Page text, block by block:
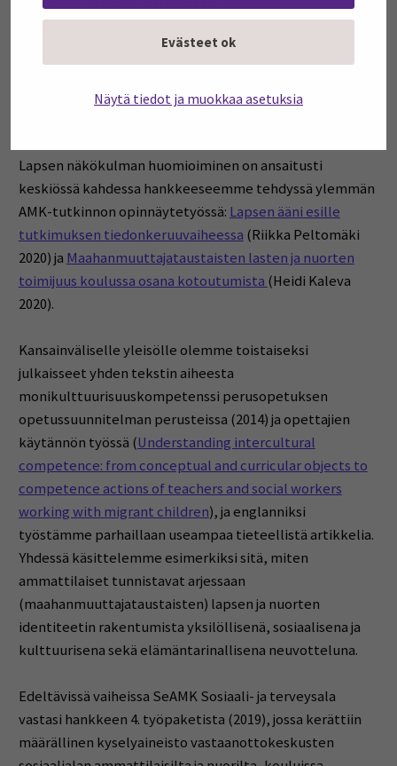
Evästeet ok
Näytä tiedot ja muokkaa asetuksia
keskeistä on ajatus, että vaikka puhumme
kansallisuuteen ja etnisyyteen rajoittunut määritelmä on
huomioimaan lapsen kokonaisvaltaisena,
Lapsen näkökulman huomioiminen on ansaitusti
keskiössä kahdessa hankkeeseemme tehdyssä ylemmän
AMK-tutkinnon opinnäytetyössä: Lapsen ääni esille
tutkimuksen tiedonkeruuvaiheessa (Riikka Peltomäki
2020) ja Maahanmuuttajataustaisten lasten ja nuorten
toimijuus koulussa osana kotoutumista (Heidi Kaleva
2020).
Kansainväliselle yleisölle olemme toistaiseksi
julkaisseet yhden tekstin aiheesta
monikulttuurisuuskompetenssi perusopetuksen
opetussuunnitelman perusteissa (2014) ja opettajien
käytännön työssä (Understanding intercultural
competence: from conceptual and curricular objects to
competence actions of teachers and social workers
working with migrant children), ja englanniksi
työstämme parhaillaan useampaa tieteellistä artikkelia.
Yhdessä käsittelemme esimerkiksi sitä, miten
ammattilaiset tunnistavat arjessaan
(maahanmuuttajataustaisten) lapsen ja nuorten
identiteetin rakentumista yksilöllisenä, sosiaalisena ja
kulttuurisena sekä elämäntarinallisena neuvotteluna.
Edeltävissä vaiheissa SeAMK Sosiaali- ja terveysala
vastasi hankkeen 4. työpaketista (2019), jossa kerättiin
määrällinen kyselyaineisto vastaanottokeskusten